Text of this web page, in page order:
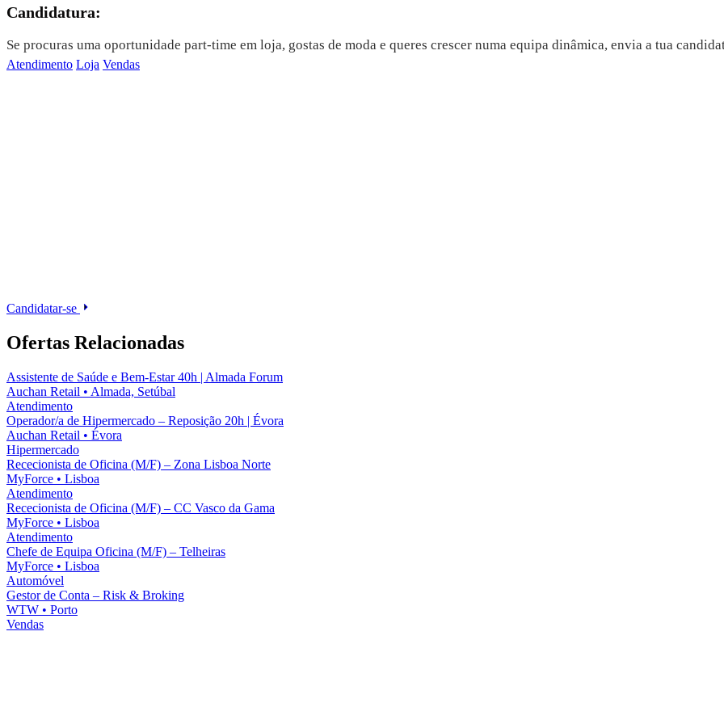
Candidatura:
Se procuras uma oportunidade part-time em loja, gostas de moda e queres crescer numa equipa dinâmica, envia a tua
Atendimento Loja Vendas
Candidatar-se
Ofertas Relacionadas
Assistente de Saúde e Bem-Estar 40h | Almada Forum
Auchan Retail • Almada, Setúbal
Atendimento
Operador/a de Hipermercado – Reposição 20h | Évora
Auchan Retail • Évora
Hipermercado
Rececionista de Oficina (M/F) – Zona Lisboa Norte
MyForce • Lisboa
Atendimento
Rececionista de Oficina (M/F) – CC Vasco da Gama
MyForce • Lisboa
Atendimento
Chefe de Equipa Oficina (M/F) – Telheiras
MyForce • Lisboa
Automóvel
Gestor de Conta – Risk & Broking
WTW • Porto
Vendas